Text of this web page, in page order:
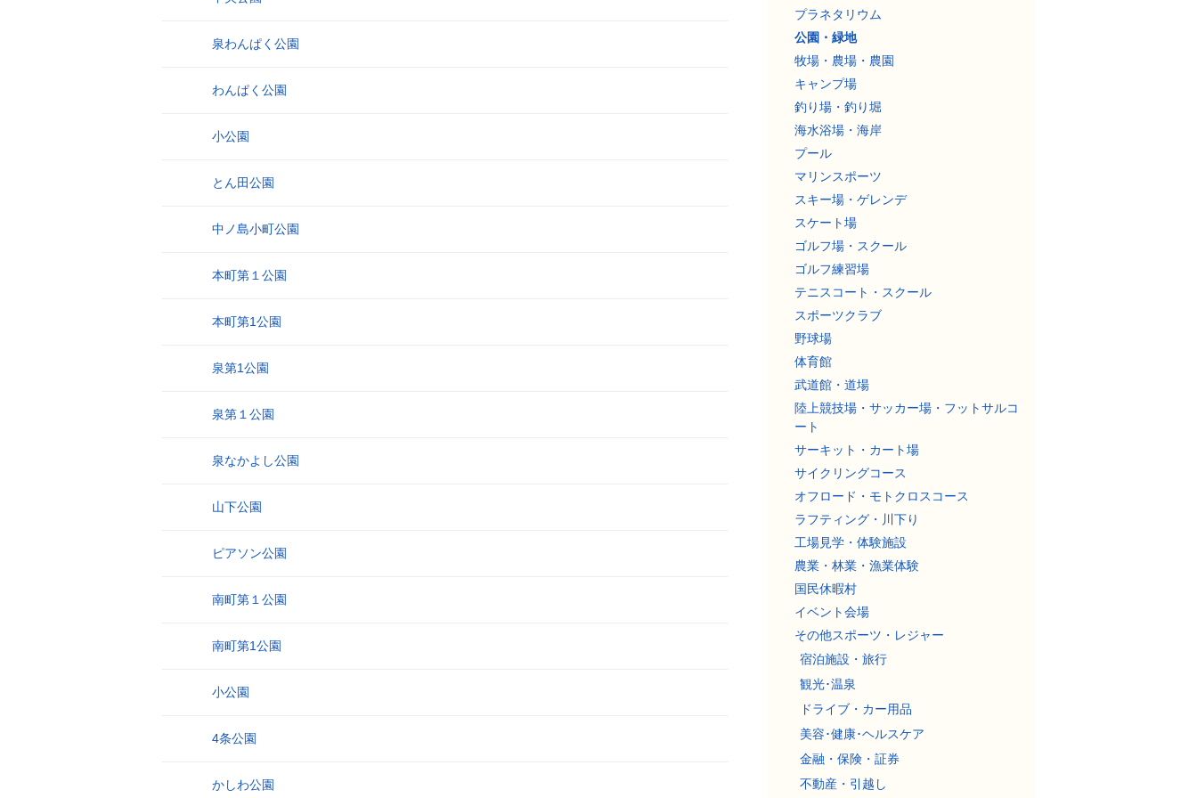
泉わんぱく公園
わんぱく公園
小公園
とん田公園
中ノ島小町公園
本町第１公園
本町第1公園
泉第1公園
泉第１公園
泉なかよし公園
山下公園
ピアソン公園
南町第１公園
南町第1公園
小公園
4条公園
かしわ公園
プラネタリウム
公園・緑地
牧場・農場・農園
キャンプ場
釣り場・釣り堀
海水浴場・海岸
プール
マリンスポーツ
スキー場・ゲレンデ
スケート場
ゴルフ場・スクール
ゴルフ練習場
テニスコート・スクール
スポーツクラブ
野球場
体育館
武道館・道場
陸上競技場・サッカー場・フットサルコ
ート
サーキット・カート場
サイクリングコース
オフロード・モトクロスコース
ラフティング・川下り
工場見学・体験施設
農業・林業・漁業体験
国民休暇村
イベント会場
その他スポーツ・レジャー
宿泊施設・旅行
観光･温泉
ドライブ・カー用品
美容･健康･ヘルスケア
金融・保険・証券
不動産・引越し